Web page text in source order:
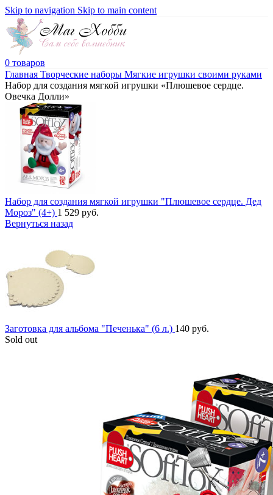
Skip to navigation Skip to main content
0 товаров
Главная Творческие наборы Мягкие игрушки своими руками
Набор для создания мягкой игрушки «Плюшевое сердце.
Овечка Долли»
Набор для создания мягкой игрушки "Плюшевое сердце. Дед
Мороз" (4+) 1 529 руб.
Вернуться назад
Заготовка для альбома "Печенька" (6 л.) 140 руб.
Sold out